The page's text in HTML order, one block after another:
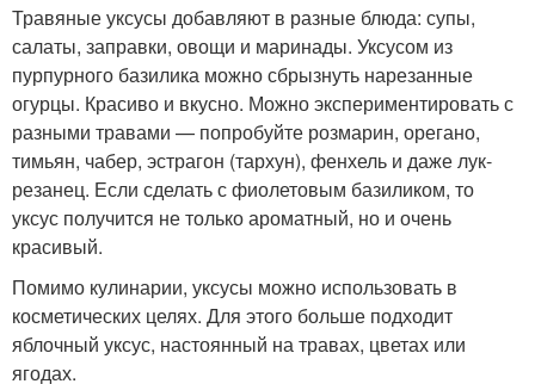
Соус с уксусом Травы на уксусе
Травяные уксусы добавляют в разные блюда: супы,
салаты, заправки, овощи и маринады. Уксусом из
пурпурного базилика можно сбрызнуть нарезанные
огурцы. Красиво и вкусно. Можно экспериментировать с
разными травами — попробуйте розмарин, орегано,
тимьян, чабер, эстрагон (тархун), фенхель и даже лук-
резанец. Если сделать с фиолетовым базиликом, то
уксус получится не только ароматный, но и очень
красивый.
Помимо кулинарии, уксусы можно использовать в
косметических целях. Для этого больше подходит
яблочный уксус, настоянный на травах, цветах или
ягодах.